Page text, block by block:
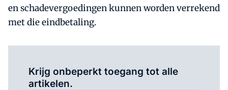
en schadevergoedingen kunnen worden verrekend
met die eindbetaling.
Krijg onbeperkt toegang tot alle
artikelen.